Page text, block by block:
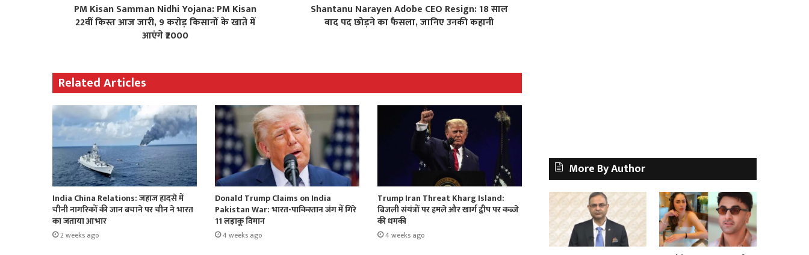
PM Kisan Samman Nidhi Yojana: PM Kisan
22वीं किस्त आज जारी, 9 करोड़ किसानों के खाते में
आएंगे ₹2000
Shantanu Narayen Adobe CEO Resign: 18 साल
बाद पद छोड़ने का फैसला, जानिए उनकी कहानी
Related Articles
India China Relations: जहाज हादसे में
चीनी नागरिकों की जान बचाने पर चीन ने भारत
का जताया आभार
2 weeks ago
Donald Trump Claims on India
Pakistan War: भारत-पाकिस्तान जंग में गिरे
11 लड़ाकू विमान
4 weeks ago
Trump Iran Threat Kharg Island:
बिजली संयंत्रों पर हमले और खार्ग द्वीप पर कब्जे
की धमकी
4 weeks ago
More By Author